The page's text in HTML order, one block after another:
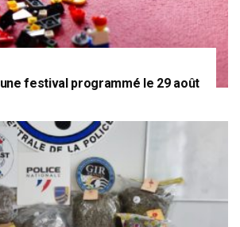
festival programmé le 29 août